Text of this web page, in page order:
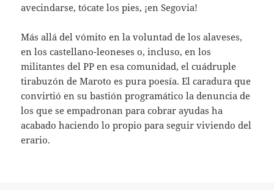
avecindarse, tócate los pies, ¡en Segovia!
Más allá del vómito en la voluntad de los alaveses,
en los castellano-leoneses o, incluso, en los
militantes del PP en esa comunidad, el cuádruple
tirabuzón de Maroto es pura poesía. El caradura que
convirtió en su bastión programático la denuncia de
los que se empadronan para cobrar ayudas ha
acabado haciendo lo propio para seguir viviendo del
erario.